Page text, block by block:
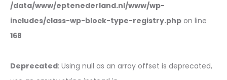
/data/www/eptenederland.nl/www/wp-
includes/class-wp-block-type-registry.php on line
168
Deprecated: Using null as an array offset is deprecated,